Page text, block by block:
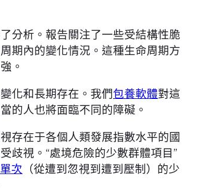
分析。報告關注了一些受結構性脆
期內的變化情況。這種生命周期方
。
化和長期存在。我們包養軟體對這
的人也將面臨不同的障礙。
存在于各個人類發展指數水平的國
歧視。“處境危險的少數群體項目”
次 （從遭到忽視到遭到壓制）的少